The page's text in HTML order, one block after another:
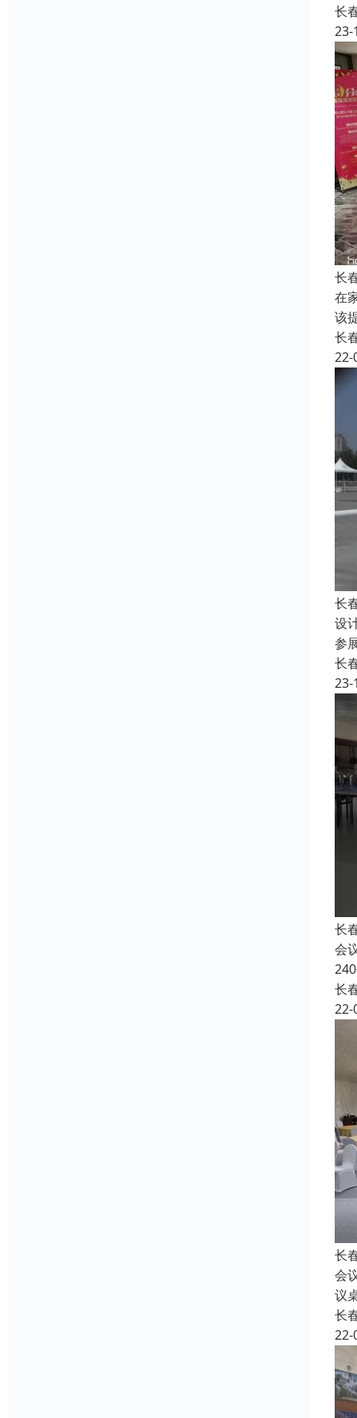
长
23-
长
在
该
长
22-
长
设
参
长
23-
长
会
长
22-
长
会
议
长
22-